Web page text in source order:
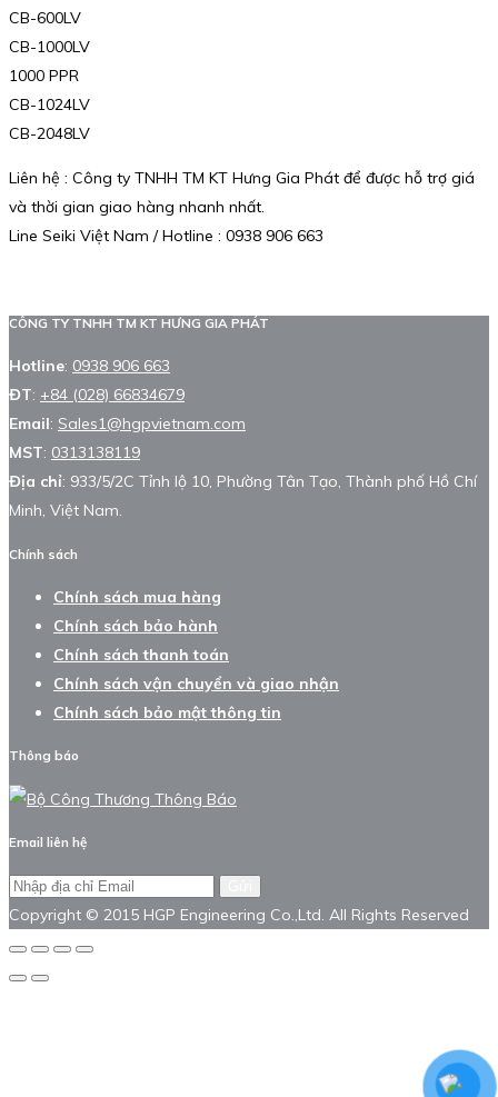
CB-600LV
CB-1000LV
1000 PPR
CB-1024LV
CB-2048LV
Liên hệ : Công ty TNHH TM KT Hưng Gia Phát để được hỗ trợ giá
và thời gian giao hàng nhanh nhất.
Line Seiki Việt Nam / Hotline : 0938 906 663
CÔNG TY TNHH TM KT HƯNG GIA PHÁT
Hotline: 0938 906 663
ĐT: +84 (028) 66834679
Email: Sales1@hgpvietnam.com
MST: 0313138119
Địa chỉ: 933/5/2C Tỉnh lộ 10, Phường Tân Tạo, Thành phố Hồ Chí
Minh, Việt Nam.
Chính sách
Chính sách mua hàng
Chính sách bảo hành
Chính sách thanh toán
Chính sách vận chuyển và giao nhận
Chính sách bảo mật thông tin
Thông báo
Email liên hệ
Copyright © 2015 HGP Engineering Co.,Ltd. All Rights Reserved